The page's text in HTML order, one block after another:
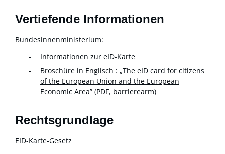
Vertiefende Informationen
Bundesinnenministerium:
Informationen zur eID-Karte
Broschüre in Englisch : „The eID card for citizens
of the European Union and the European
Economic Area” (PDF, barrierearm)
Rechtsgrundlage
EID-Karte-Gesetz